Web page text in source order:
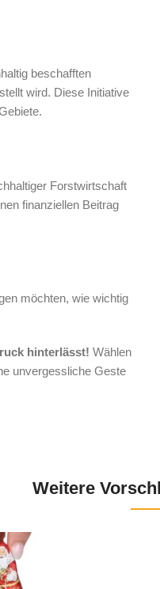
beschafften
wird. Diese Initiative
Forstwirtschaft
finanziellen Beitrag
möchten, wie wichtig
hinterlässt! Wählen
unvergessliche Geste
Weitere